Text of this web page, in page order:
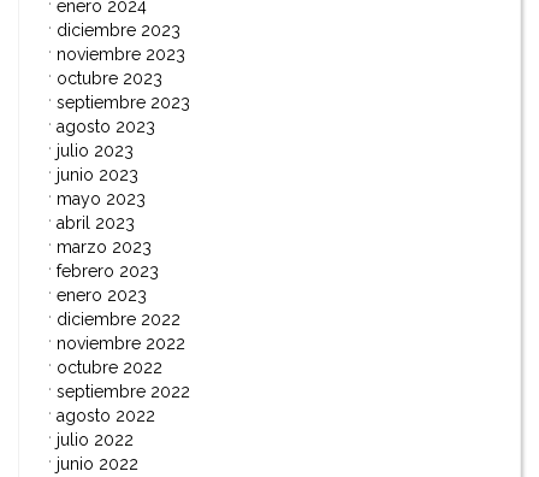
enero 2024
diciembre 2023
noviembre 2023
octubre 2023
septiembre 2023
agosto 2023
julio 2023
junio 2023
mayo 2023
abril 2023
marzo 2023
febrero 2023
enero 2023
diciembre 2022
noviembre 2022
octubre 2022
septiembre 2022
agosto 2022
julio 2022
junio 2022